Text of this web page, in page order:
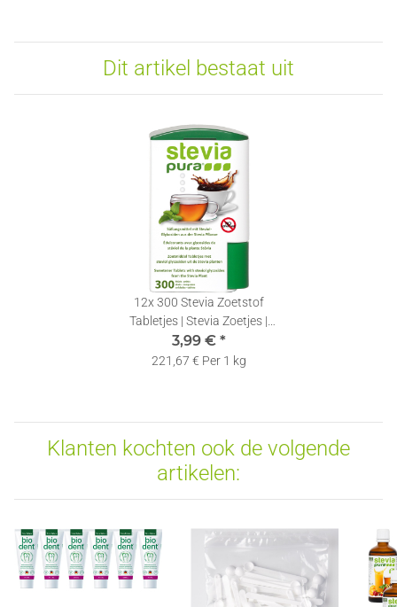
Dit artikel bestaat uit
12x300 Stevia Zoetstof
Tabletjes | Stevia Zoetjes |
Zoetjes in een Dispenser
3,99 € *
221,67 € Per 1 kg
Klanten kochten ook de volgende
artikelen: